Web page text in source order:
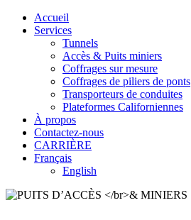
Accueil
Services
Tunnels
Accès & Puits miniers
Coffrages sur mesure
Coffrages de piliers de ponts
Transporteurs de conduites
Plateformes Californiennes
À propos
Contactez-nous
CARRIÈRE
Français
English